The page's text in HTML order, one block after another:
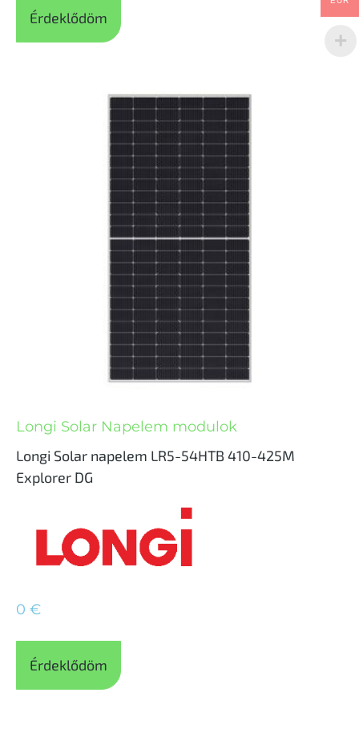
Érdeklődöm
Longi Solar Napelem modulok
Longi Solar napelem LR5-54HTB 410-425M
Explorer DG
0 €
Érdeklődöm